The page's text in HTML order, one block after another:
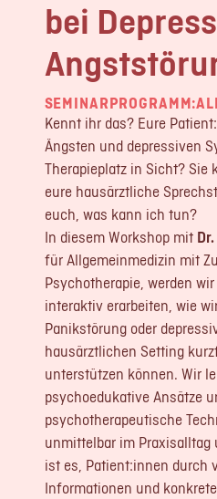
LOGIN
REGISTRIERUNG
Impressum
Datenschutz
bei
SEMINARPROGRAMM:
Kennt ihr das? Eure
Ängsten und depressiven
Therapieplatz in Sicht? Sie
eure hausärztliche
euch, was kann ich tun?
In diesem Workshop mit
für Allgemeinmedizin mit
Psychotherapie, werden
interaktiv erarbeiten, wie
Panikstörung oder
hausärztlichen Setting
unterstützen können. Wir
psychoedukative Ansätze
psychotherapeutische
unmittelbar im Praxisalltag
ist es, Patient:innen durch
Informationen und konkrete